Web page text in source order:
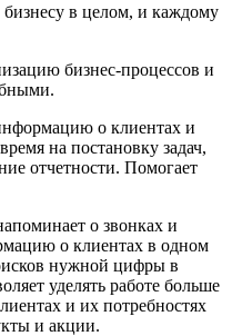
в целом, и каждому
бизнес-процессов и
о клиентах и
на постановку задач,
отчетности. Помогает
о звонках и
о клиентах в одном
нужной цифры в
уделять работе больше
и их потребностях
и акции.